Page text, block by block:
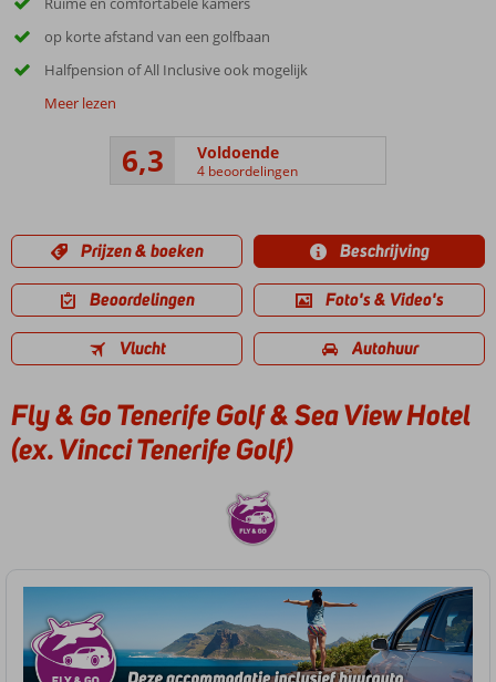
op korte afstand van een golfbaan
Halfpension of All Inclusive ook mogelijk
Meer lezen
6,3 Voldoende
4 beoordelingen
Prijzen & boeken Beschrijving
Beoordelingen Foto's & Video's
Vlucht Autohuur
Fly & Go Tenerife Golf & Sea View Hotel
(ex. Vincci Tenerife Golf)